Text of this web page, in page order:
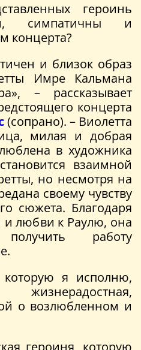
героинь
симпатичны и
концерта?
и близок образ
Имре Кальмана
– рассказывает
концерта
(сопрано). – Виолетта
милая и добрая
в художника
взаимной
но несмотря на
своему чувству
сюжета. Благодаря
любви к Раулю, она
работу
которую я исполню,
о возлюбленном и